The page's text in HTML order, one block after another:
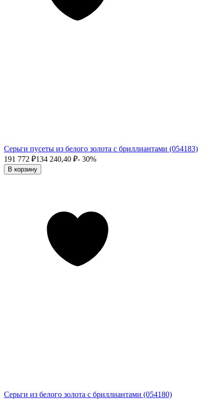
Серьги пусеты из белого золота с бриллиантами (054183)
191 772 ₽134 240,40 ₽- 30%
В корзину
Серьги из белого золота с бриллиантами (054180)